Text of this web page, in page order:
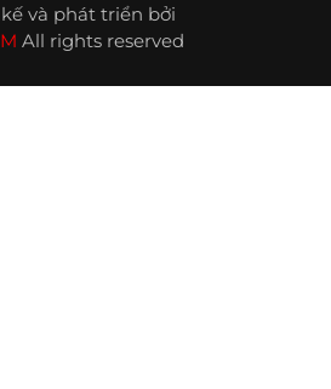
và phát triển bởi
All rights reserved